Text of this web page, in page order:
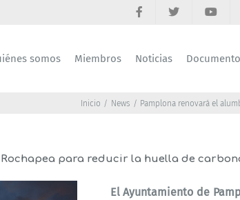
somos Miembros Noticias
Inicio News Pamplona renovará el
para reducir la huella de
El Ayuntamiento de